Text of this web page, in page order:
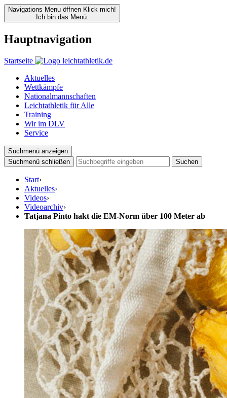
Navigations Menu öffnen Klick mich!
Ich bin das Menü.
Hauptnavigation
Startseite
Aktuelles
Wettkämpfe
Nationalmannschaften
Leichtathletik für Alle
Training
Wir im DLV
Service
Suchmenü anzeigen
Suchmenü schließen
Suchen
Start›
Aktuelles›
Videos›
Videoarchiv›
Tatjana Pinto hakt die EM-Norm über 100 Meter ab